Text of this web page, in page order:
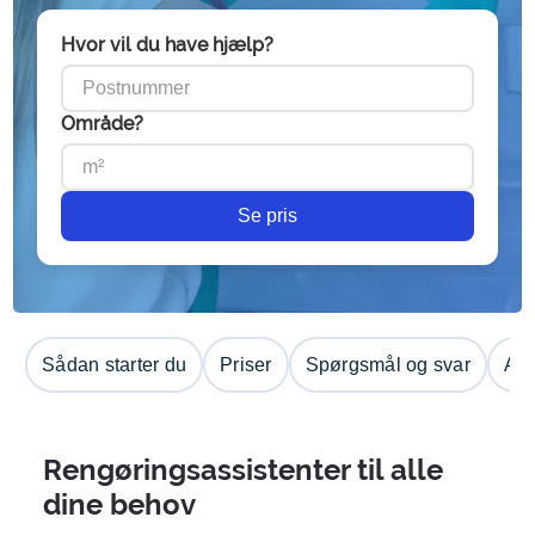
Hvor vil du have hjælp?
Område?
Se pris
Sådan starter du Priser Spørgsmål og svar
Rengøringsassistenter til alle
dine behov